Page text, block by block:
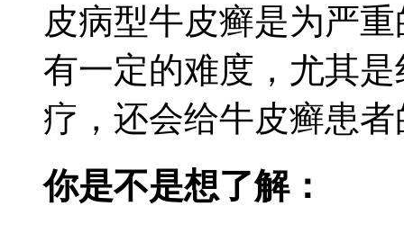
皮病型牛皮癣是为严
有一定的难度，尤其
疗，还会给牛皮癣患
你是不是想了解：